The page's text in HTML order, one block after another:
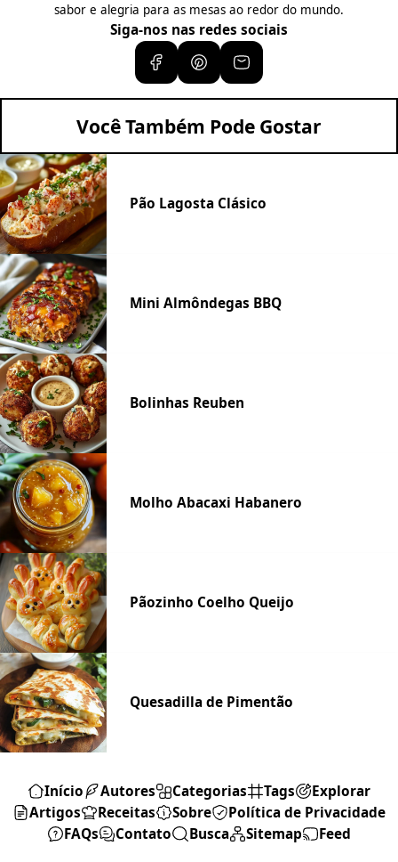
sabor e alegria para as mesas ao redor do mundo.
Siga-nos nas redes sociais
Você Também Pode Gostar
Pão Lagosta Clásico
Mini Almôndegas BBQ
Bolinhas Reuben
Molho Abacaxi Habanero
Pãozinho Coelho Queijo
Quesadilla de Pimentão
Início Autores Categorias Tags
Explorar
Artigos
Receitas Sobre
Política de Privacidade
FAQs
Contato Busca Sitemap Feed